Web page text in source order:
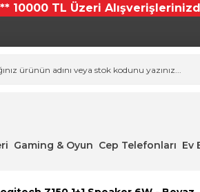
10000 TL Üzeri
Gaming & Oyun Cep Telefonları Ev